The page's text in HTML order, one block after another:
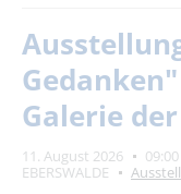
Galerie
11. August 2026
EBERSWALDE